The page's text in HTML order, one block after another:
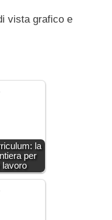
vista grafico e
la
per
lavoro